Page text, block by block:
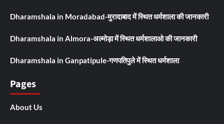
Dharamshala in Moradabad-मुरादाबाद में स्थित धर्मशाला की जानकारी
Dharamshala in Almora-अल्मोड़ा में स्थित धर्मशालाओ की जानकारी
Dharamshala in Ganpatipule-गणपतिपुले में स्थित धर्मशाला
Pages
About Us